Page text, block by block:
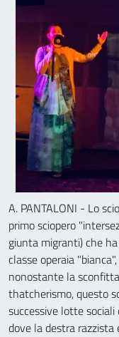
A. PANTALONI - Lo
primo sciopero
giunta migranti) che
classe operaia
nonostante la
thatcherismo, questo
successive lotte
dove la destra